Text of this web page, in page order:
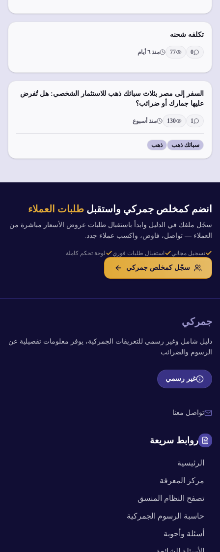
تكلفه شحنه
0
77 منذ ٦ أيام
السفر إلى مصر بثلاث سبائك ذهب للاستثمار الشخصي: هل تُفرض
عليها جمارك أو ضرائب؟
1
130 منذ أسبوع
سبائك ذهب ذهب
انضم كمخلص جمركي واستقبل طلبات العملاء
سجّل ملفك في الدليل وابدأ باستقبال طلبات عروض الأسعار مباشرة من
العملاء — تواصل، فاوض، واكسب عملاء جدد.
تسجيل مجاني استقبال طلبات فوري لوحة تحكم كاملة
سجّل كمخلص جمركي
جمركي
دليل شامل وغير رسمي للتعريفات الجمركية، يوفر معلومات تفصيلية عن
الرسوم والضرائب
غير رسمي
تواصل معنا
روابط سريعة
الرئيسية
مركز المعرفة
تصفح النظام المنسق
حاسبة الرسوم الجمركية
أسئلة وأجوبة